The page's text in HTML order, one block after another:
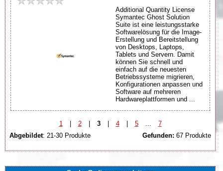
Additional Quantity License
Symantec Ghost Solution
Suite ist eine leistungsstarke
Softwarelösung für die Image-
Erstellung und Bereitstellung
von Desktops, Laptops,
Tablets und Servern. Damit
können Sie schnell und
einfach auf die neuesten
Betriebssysteme migrieren,
Konfigurationen anpassen und
Software auf mehreren
Hardwareplattformen und ...
1 | 2 | 3 | 4 | 5
7
Abgebildet: 21-30 Produkte Gefunden: 67 Produkte